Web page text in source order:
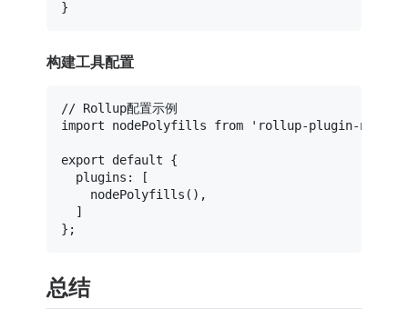
构建工具配置
// Rollup配置示例
import nodePolyfills from 'rollup-plugin-
export default {
plugins : [
nodePolyfills (),
  ]
总结